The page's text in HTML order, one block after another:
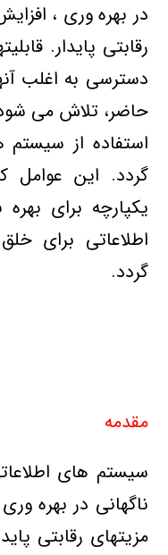
در بهره وری ،
رقابتی پایدار.
دسترسی به اغلب
حاضر، تلاش می
استفاده از سیستم
گردد. این عوامل
یکپارچه برای
اطلاعاتی برای
گردد.
مقدمه
ناگهانی در بهره
مزیتهای رقابتی